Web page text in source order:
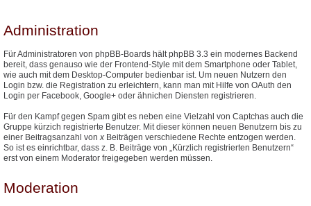
Administration
Für Administratoren von phpBB-Boards hält phpBB 3.3 ein modernes Backend
bereit, dass genauso wie der Frontend-Style mit dem Smartphone oder Tablet,
wie auch mit dem Desktop-Computer bedienbar ist. Um neuen Nutzern den
Login bzw. die Registration zu erleichtern, kann man mit Hilfe von OAuth den
Login per Facebook, Google+ oder ähnichen Diensten registrieren.
Für den Kampf gegen Spam gibt es neben eine Vielzahl von Captchas auch die
Gruppe kürzich registrierte Benutzer. Mit dieser können neuen Benutzern bis zu
einer Beitragsanzahl vonx Beiträgen verschiedene Rechte entzogen werden.
So ist es einrichtbar, dass z. B. Beiträge von „Kürzlich registrierten Benutzern“
erst von einem Moderator freigegeben werden müssen.
Moderation